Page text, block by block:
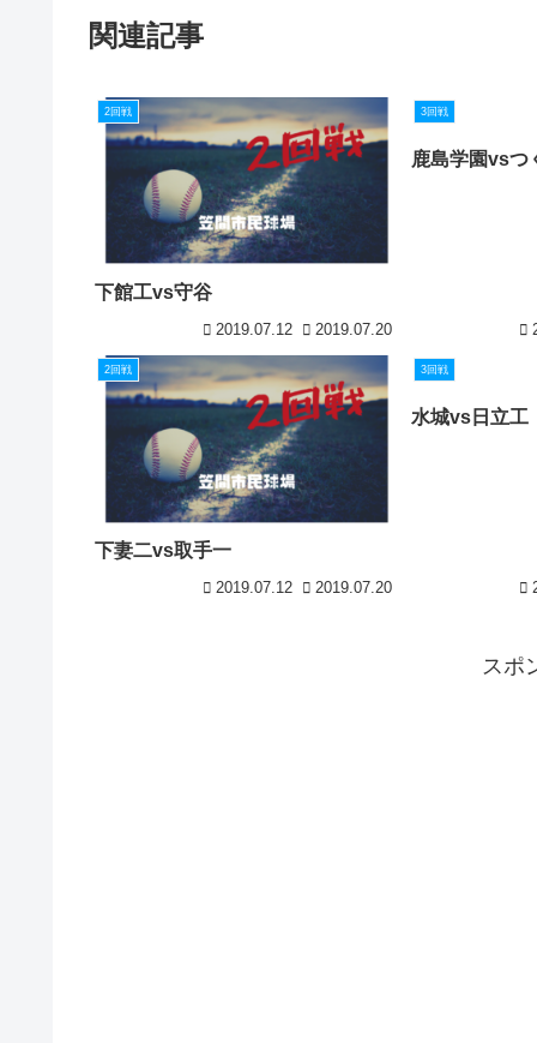
関連記事
2回戦
下館工vs守谷
2019.07.12 2019.07.20
3回戦
鹿島学園vsつ
2回戦
下妻二vs取手一
2019.07.12 2019.07.20
3回戦
水城vs日立工
スポ